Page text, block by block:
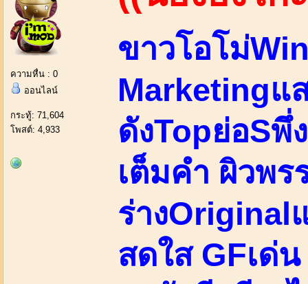
ความหื่น : 0
ออนไลน์
กระทู้: 71,604
โพสต์: 4,933
ขาวโอโม่
Marketingแ
ดังTopย่อSพึ่
เต็มคำ ผิวพ
ร่างOriginal
สดใส GFเด่